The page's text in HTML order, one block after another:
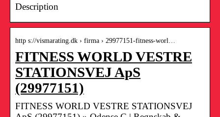
Description
http s://vismarating.dk › firma › 29977151-fitness-worl…
FITNESS WORLD VESTRE
STATIONSVEJ ApS
(29977151)
FITNESS WORLD VESTRE STATIONSVEJ